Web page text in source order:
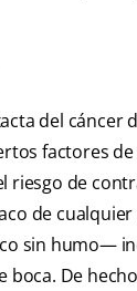
del cáncer
factores
riesgo de
de
sin humo—
boca. De